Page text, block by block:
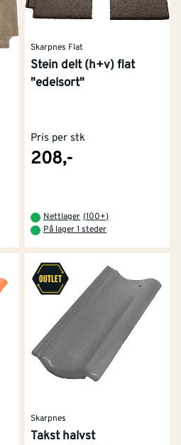
Skarpnes Flat
Stein delt (h+v) flat
"edelsort"
Pris per stk
208,-
Nettlager (100+)
På lager 1 steder
Skarpnes
Takst halvst